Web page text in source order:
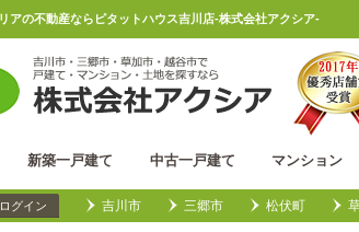
アの不動産ならピタットハウス吉川店-株式会社アクシア-
新築一戸建て 中古一戸建て マンション
ログイン 吉川市 三郷市 松伏町